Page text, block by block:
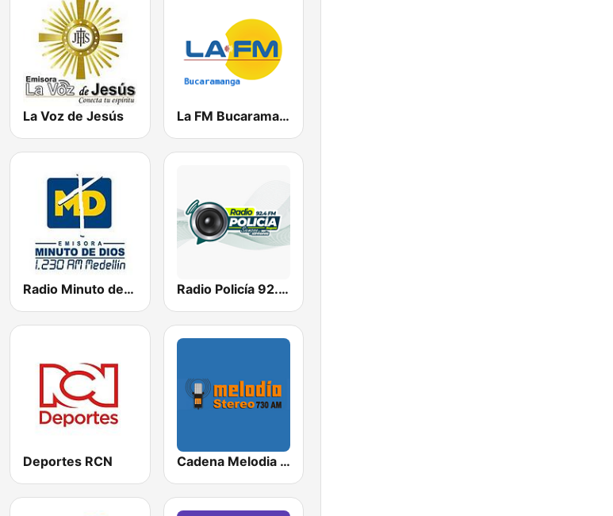
La Voz de Jesús La FM Bucaramanga
Radio Minuto de Dios Medellín Radio Policía 92.4 FM
Deportes RCN Cadena Melodia 730 AM